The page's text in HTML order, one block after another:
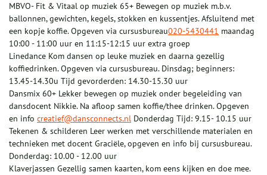
MBVO- Fit & Vitaal op muziek 65+ Bewegen op muziek m.b.v.
ballonnen, gewichten, kegels, stokken en kussentjes. Afsluitend met
een kopje koffie. Opgeven via cursusbureau020-5430441 maandag
10:00 - 11:00 uur en 11:15-12:15 uur extra groep
Linedance Kom dansen op leuke muziek en daarna gezellig
koffiedrinken. Opgeven via cursusbureau. Dinsdag; beginners:
13.45-14.30u Tijd gevorderden: 14.30-15.30 uur
Dansmix 60+ Lekker bewegen op muziek onder begeleiding van
dansdocent Nikkie. Na afloop samen koffie/thee drinken. Opgeven
en info creatief@dansconnects.nl Donderdag Tijd: 9.15- 10.15 uur
Tekenen & schilderen Leer werken met verschillende materialen en
technieken met docent Graciële, opgeven en info bij cursusbureau.
Donderdag: 10.00 - 12.00 uur
Klaverjassen Gezellig samen kaarten, kom eens kijken en doe mee.